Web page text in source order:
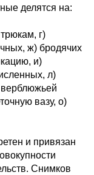
делятся на:
г)
ж) бродячих
и)
л)
вазу, о)
и привязан
Снимков